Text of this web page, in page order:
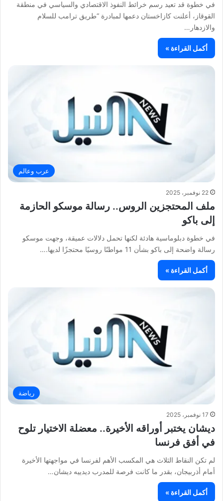
في خطوة قد تعيد رسم خرائط النفوذ الاقتصادي والسياسي في منطقة
القوقاز، أعلنت كازاخستان دعمها لمبادرة “طريق ترامب للسلام
والازدهار…
أكمل القراءة »
عرب وعالم
22 نوفمبر، 2025
ملف المحتجزين الروس.. رسالة موسكو الحازمة
إلى باكو
في خطوة دبلوماسية هادئة لكنها تحمل دلالات عميقة، وجهت موسكو
رسالة واضحة إلى باكو بشأن 11 مواطنًا روسيًا محتجزًا لديها.…
أكمل القراءة »
رياضة
17 نوفمبر، 2025
ديشان يختبر أوراقه الأخيرة.. معضلة الاختيار تلوح
في أفق فرنسا
لم تكن النقاط الثلاث هي المكسب الأهم لفرنسا في مواجهتها الأخيرة
أمام أذربيجان، بقدر ما كانت فرصة للمدرب ديدييه ديشان…
أكمل القراءة »